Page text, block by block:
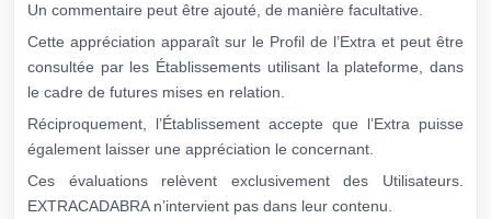
Un commentaire peut être ajouté, de manière facultative.
Cette appréciation apparaît sur le Profil de l’Extra et peut être
consultée par les Établissements utilisant la plateforme, dans
le cadre de futures mises en relation.
Réciproquement, l’Établissement accepte que l’Extra puisse
également laisser une appréciation le concernant.
Ces évaluations relèvent exclusivement des Utilisateurs.
EXTRACADABRA n’intervient pas dans leur contenu.